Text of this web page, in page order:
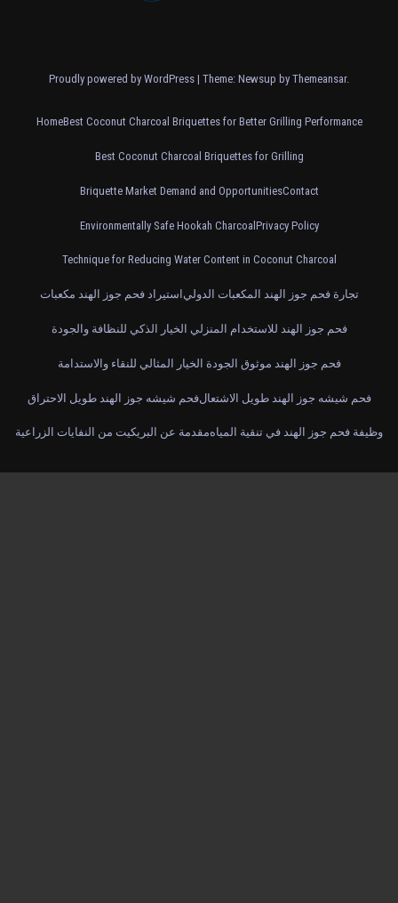
Proudly powered by WordPress | Theme: Newsup by Themeansar.
HomeBest Coconut Charcoal Briquettes for Better Grilling Performance
Best Coconut Charcoal Briquettes for Grilling
Briquette Market Demand and OpportunitiesContact
Environmentally Safe Hookah CharcoalPrivacy Policy
Technique for Reducing Water Content in Coconut Charcoal
استيراد فحم جوز الهند مكعبات تجارة فحم جوز الهند المكعبات الدولي
فحم جوز الهند للاستخدام المنزلي الخيار الذكي للنظافة والجودة
فحم جوز الهند موثوق الجودة الخيار المثالي للنقاء والاستدامة
فحم شيشه جوز الهند طويل الاحتراقفحم شيشه جوز الهند طويل الاشتعال
مقدمة عن البريكيت من النفايات الزراعيةوظيفة فحم جوز الهند في تنقية المياه